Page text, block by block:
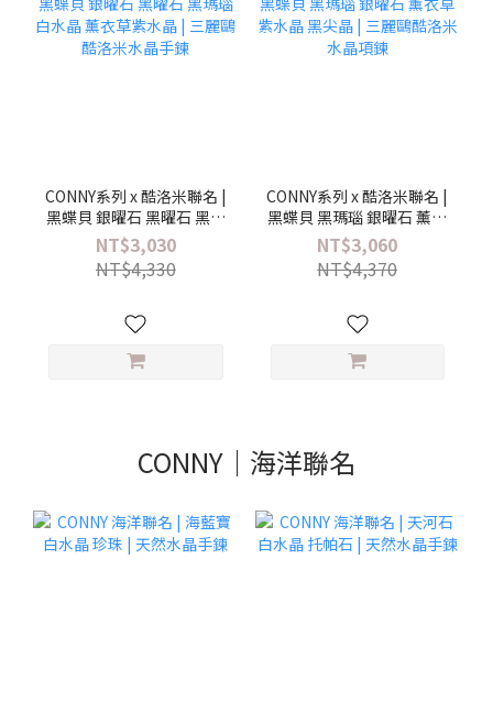
CONNY系列 x 酷洛米聯名 |
黑蝶貝 銀曜石 黑曜石 黑瑪
瑙 白水晶 薰衣草紫水晶 |
三麗鷗酷洛米水晶手鍊
NT$3,030
NT$4,330
CONNY系列 x 酷洛米聯名 |
黑蝶貝 黑瑪瑙 銀曜石 薰衣
草紫水晶 黑尖晶 | 三麗鷗
酷洛米水晶項鍊
NT$3,060
NT$4,370
CONNY｜海洋聯名